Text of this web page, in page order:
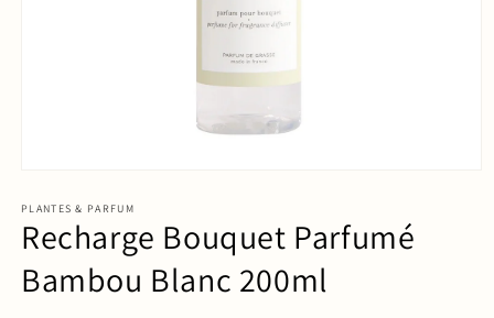
PLANTES & PARFUM
Recharge Bouquet Parfumé
Bambou Blanc 200ml